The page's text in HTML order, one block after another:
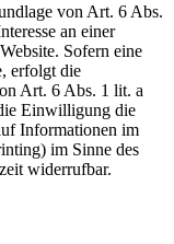
von Art. 6 Abs.
an einer
Sofern eine
erfolgt die
Art. 6 Abs. 1 lit. a
Einwilligung die
Informationen im
im Sinne des
widerrufbar.